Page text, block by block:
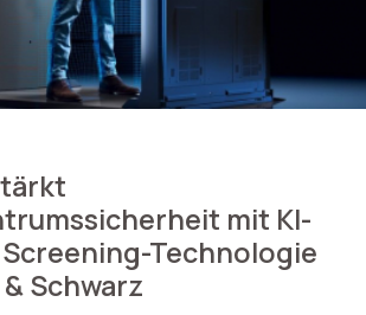
mit KI-
Technologie
Schwarz